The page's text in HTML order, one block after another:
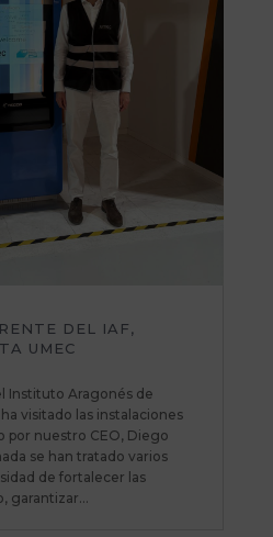
DEL IAF,
UMEC
Instituto Aragonés de
visitado las instalaciones
por nuestro CEO, Diego
se han tratado varios
de fortalecer las
garantizar...